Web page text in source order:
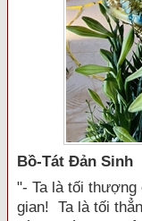
Bồ-Tát Đản Sinh
"- Ta là tối thượng
gian! Ta là tối